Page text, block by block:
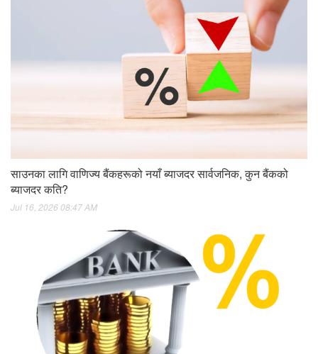
साउनका लागि वाणिज्य बैंकहरूको नयाँ ब्याजदर सार्वजनिक, कुन बैंकको
ब्याजदर कति?
Jul 16, 2026 08:47 AM